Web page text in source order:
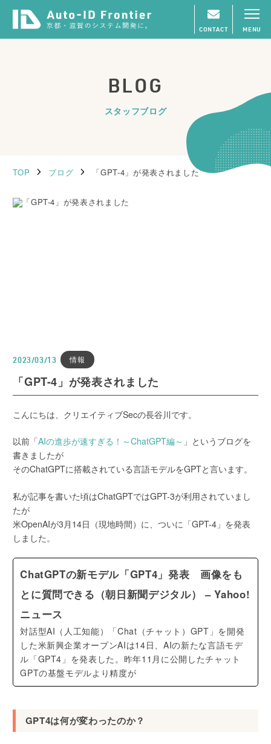
CONTACT MENU
BLOG
スタッフブログ
TOP ブログ 「GPT-4」が発表されました
2023/03/13 情報
「GPT-4」が発表されました
こんにちは、クリエイティブSecの長谷川です。
以前「AIの進歩が速すぎる！～ChatGPT編～ 」というブログを
書きましたが
そのChatGPTに搭載されている言語モデルをGPTと言います。
私が記事を書いた頃はChatGPTではGPT-3が利用されていまし
たが
米OpenAIが3月14日（現地時間）に、ついに「GPT-4」を発表
しました。
ChatGPTの新モデル「GPT4」発表 画像をも
とに質問できる（朝日新聞デジタル） – Yahoo!
ニュース
対話型AI（人工知能）「Chat（チャット）GPT」を開発
した米新興企業オープンAIは14日、AIの新たな言語モデ
ル「GPT4」を発表した。昨年11月に公開したチャット
GPTの基盤モデルより精度が
GPT4は何が変わったのか？